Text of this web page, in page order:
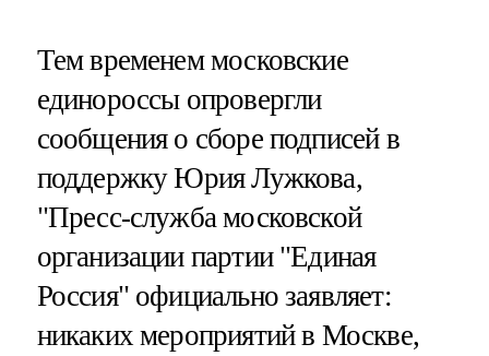
Тем временем московские
единороссы опровергли
сообщения о сборе подписей в
поддержку Юрия Лужкова,
"Пресс-служба московской
организации партии "Единая
Россия" официально заявляет:
никаких мероприятий в Москве,